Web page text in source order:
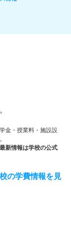
金・授業料・施設設
新情報は学校の公式
の学費情報を見